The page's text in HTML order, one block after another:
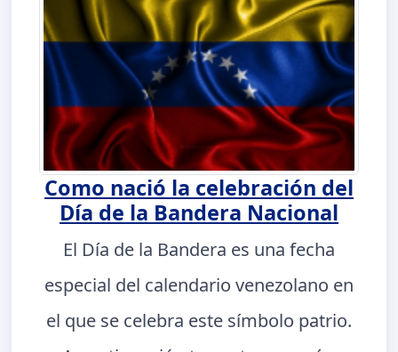
Como nació la celebración del
Día de la Bandera Nacional
El Día de la Bandera es una fecha
especial del calendario venezolano en
el que se celebra este símbolo patrio.